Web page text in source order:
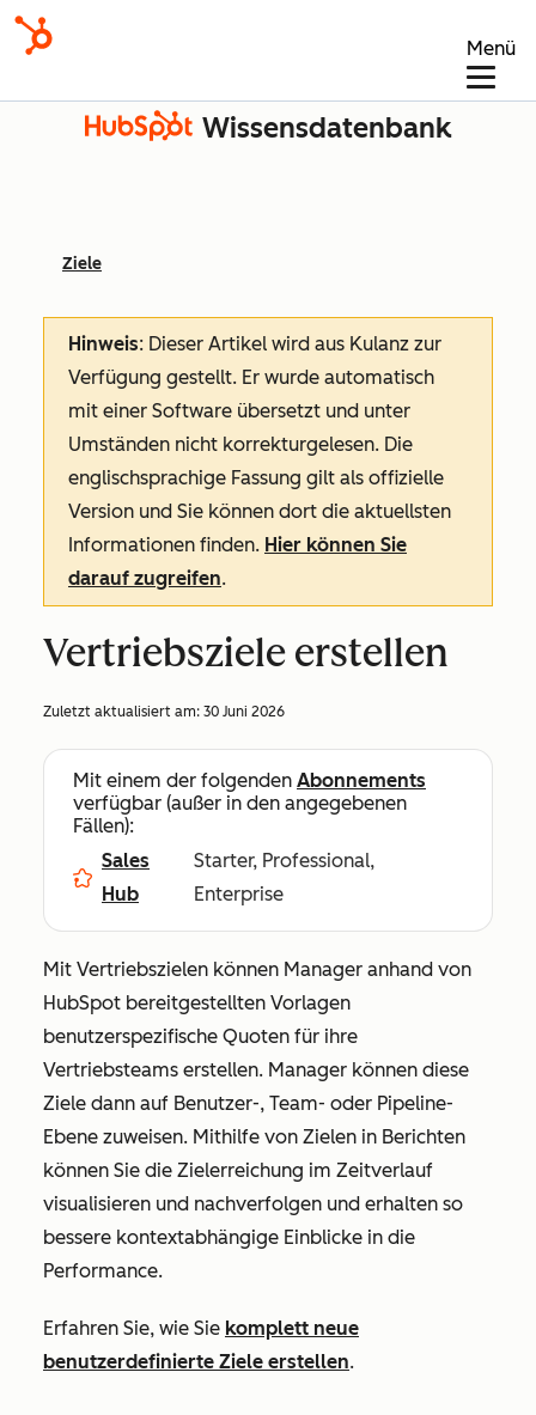
Menü
Wissensdatenbank
Ziele
Hinweis: Dieser Artikel wird aus Kulanz zur
Verfügung gestellt. Er wurde automatisch
mit einer Software übersetzt und unter
Umständen nicht korrekturgelesen. Die
englischsprachige Fassung gilt als offizielle
Version und Sie können dort die aktuellsten
Informationen finden. Hier können Sie
darauf zugreifen.
Vertriebsziele erstellen
Zuletzt aktualisiert am: 30 Juni 2026
Mit einem der folgenden Abonnements
verfügbar (außer in den angegebenen
Fällen):
Sales
Hub
Starter, Professional,
Enterprise
Mit Vertriebszielen können Manager anhand von
HubSpot bereitgestellten Vorlagen
benutzerspezifische Quoten für ihre
Vertriebsteams erstellen. Manager können diese
Ziele dann auf Benutzer-, Team- oder Pipeline-
Ebene zuweisen. Mithilfe von Zielen in Berichten
können Sie die Zielerreichung im Zeitverlauf
visualisieren und nachverfolgen und erhalten so
bessere kontextabhängige Einblicke in die
Performance.
Erfahren Sie, wie Sie komplett neue
benutzerdefinierte Ziele erstellen.